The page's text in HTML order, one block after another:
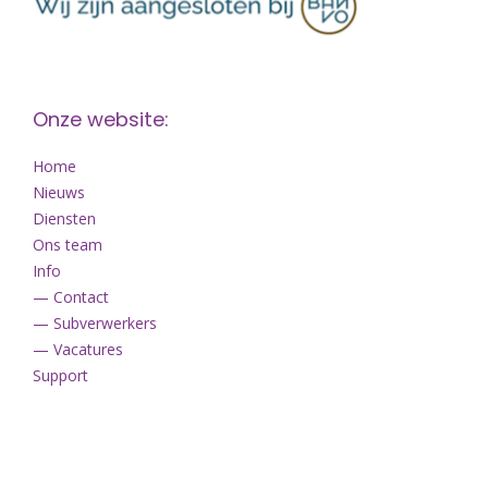
Onze website:
Home
Nieuws
Diensten
Ons team
Info
— Contact
— Subverwerkers
— Vacatures
Support